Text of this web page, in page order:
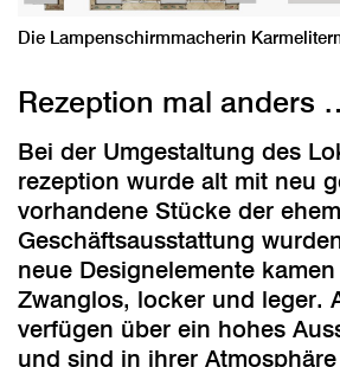
Die Lampenschirmmacherin
Rezeption mal anders
Bei der Umgestaltung des
rezeption wurde alt mit neu
vorhandene Stücke der
Geschäftsausstattung
neue Designelemente
Zwanglos, locker und leger.
verfügen über ein hohes
und sind in ihrer